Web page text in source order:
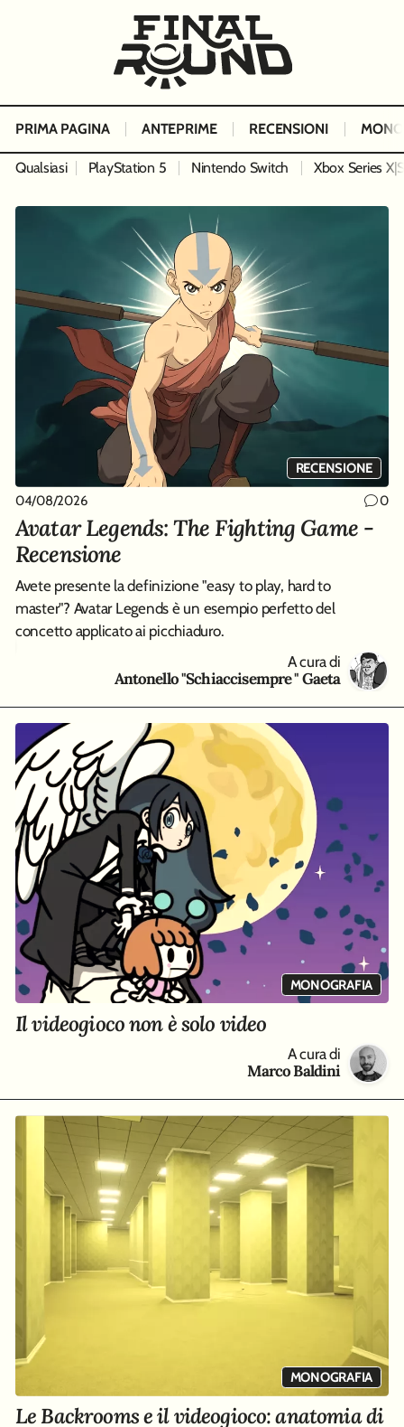
PRIMA PAGINA ANTEPRIME RECENSIONI
Qualsiasi PlayStation 5 Nintendo Switch Xbox Series
RECENSIONE
04/08/2026 0
Avatar Legends: The Fighting Game -
Recensione
Avete presente la definizione "easy to play, hard to
master"? Avatar Legends è un esempio perfetto del
concetto applicato ai picchiaduro.
A cura di
Antonello "Schiaccisempre " Gaeta
MONOGRAFIA
Il videogioco non è solo video
A cura di
Marco Baldini
MONOGRAFIA
Le Backrooms e il videogioco: anatomia di